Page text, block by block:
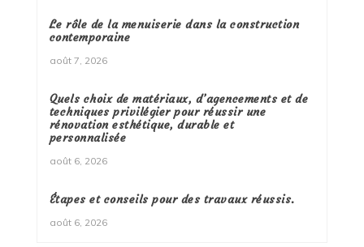
Le rôle de la menuiserie dans la construction
contemporaine
août 7, 2026
Quels choix de matériaux, d’agencements et de
techniques privilégier pour réussir une
rénovation esthétique, durable et
personnalisée
août 6, 2026
Étapes et conseils pour des travaux réussis.
août 6, 2026